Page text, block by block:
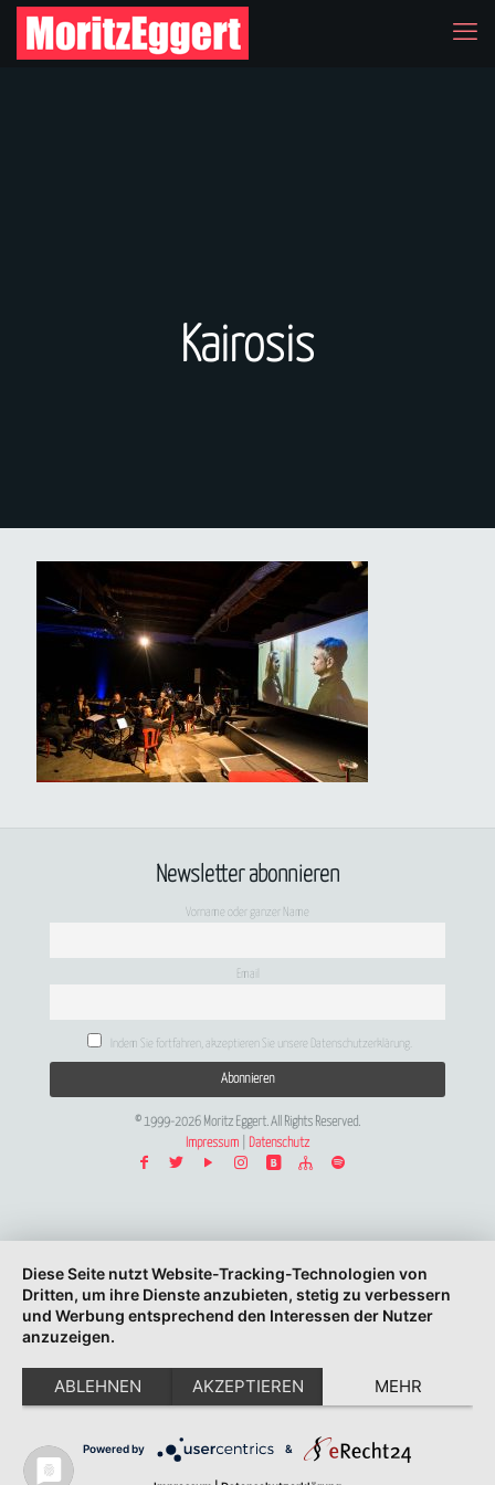
Kairosis
Newsletter abonnieren
Vorname oder ganzer Name
Email
Indem Sie fortfahren, akzeptieren Sie unsere Datenschutzerklärung.
© 1999-2026 Moritz Eggert. All Rights Reserved.
Impressum
Datenschutz
Diese Seite nutzt Website-Tracking-Technologien von
Dritten, um ihre Dienste anzubieten, stetig zu verbessern
und Werbung entsprechend den Interessen der Nutzer
anzuzeigen.
ABLEHNEN AKZEPTIEREN MEHR
Powered by &